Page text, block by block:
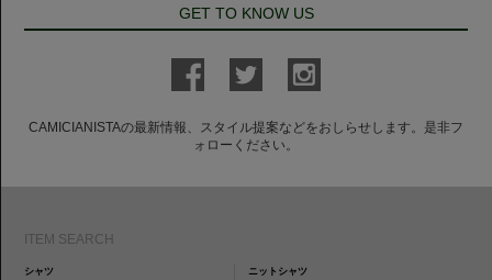
GET TO KNOW US
CAMICIANISTAの最新情報、スタイル提案などをおしらせします。是非フ
ォローください。
ITEM SEARCH
シャツ ニットシャツ